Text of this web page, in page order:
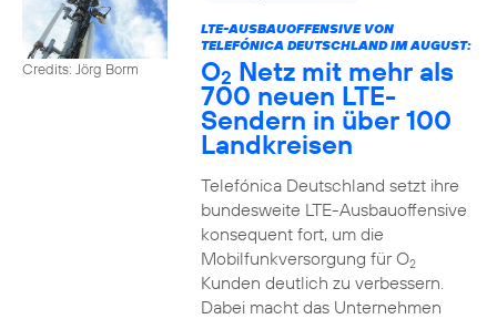
Credits: Jörg Borm
LTE-AUSBAUOFFENSIVE VON
TELEFÓNICA DEUTSCHLAND IM AUGUST:
O2 Netz mit mehr als
700 neuen LTE-
Sendern in über 100
Landkreisen
Telefónica Deutschland setzt ihre
bundesweite LTE-Ausbauoffensive
konsequent fort, um die
Mobilfunkversorgung für O2
Kunden deutlich zu verbessern.
Dabei macht das Unternehmen